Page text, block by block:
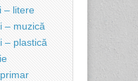
– litere
– muzică
– plastică